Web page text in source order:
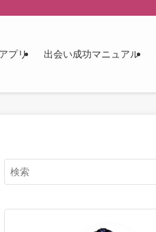
プリ 出会い成功マニュアル